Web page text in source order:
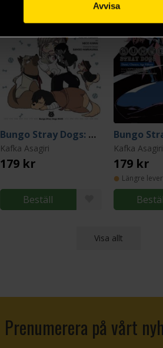
Avvisa
Bungo Stray Dogs: Wan! Vol 13
Kafka Asagiri
179 kr
Beställ
Kafka Asagiri
179 kr
Längre
Visa allt
Prenumerera på vårt